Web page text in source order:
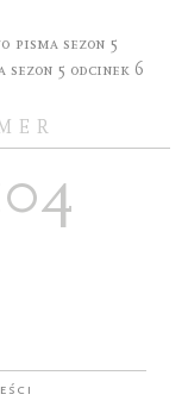
pisma sezon 5
sezon 5 odcinek 6